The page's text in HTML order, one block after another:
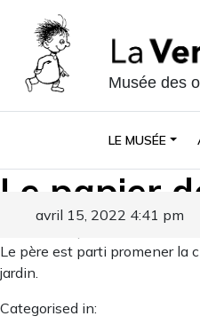
Musée des
LE MUSÉE
Le papier
avril 15, 2022 4:41 pm
Le père est parti promener la
jardin.
Categorised in: